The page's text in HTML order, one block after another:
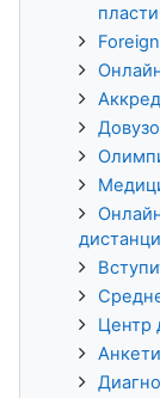
Центр